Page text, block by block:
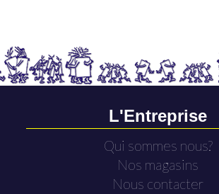
L'Entreprise
Qui sommes nous?
Nos magasins
Nous contacter